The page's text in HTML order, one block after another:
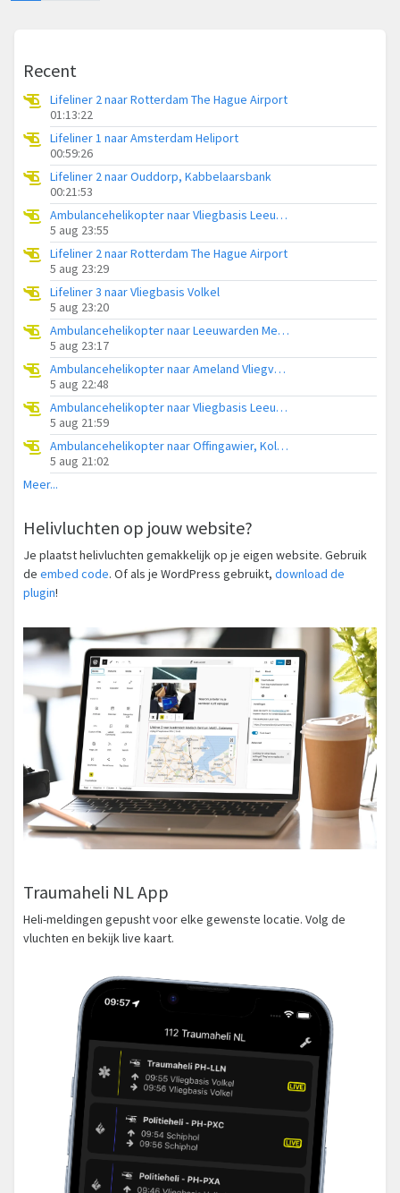
Recent
Lifeliner 2 naar Rotterdam The Hague Airport
01:13:22
Lifeliner 1 naar Amsterdam Heliport
00:59:26
Lifeliner 2 naar Ouddorp, Kabbelaarsbank
00:21:53
Ambulancehelikopter naar Vliegbasis Leeuwarden
5 aug 23:55
Lifeliner 2 naar Rotterdam The Hague Airport
5 aug 23:29
Lifeliner 3 naar Vliegbasis Volkel
5 aug 23:20
Ambulancehelikopter naar Leeuwarden Medical Center Heliport
5 aug 23:17
Ambulancehelikopter naar Ameland Vliegveld Ballum
5 aug 22:48
Ambulancehelikopter naar Vliegbasis Leeuwarden
5 aug 21:59
Ambulancehelikopter naar Offingawier, Kolmarslân
5 aug 21:02
Meer...
Helivluchten op jouw website?
Je plaatst helivluchten gemakkelijk op je eigen website. Gebruik
de embed code. Of als je WordPress gebruikt, download de
plugin!
Traumaheli NL App
Heli-meldingen gepusht voor elke gewenste locatie. Volg de
vluchten en bekijk live kaart.